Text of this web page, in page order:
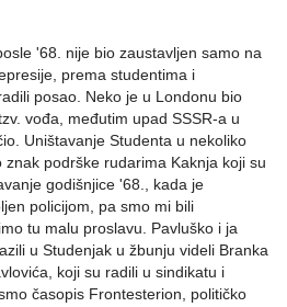
'68. nije bio zaustavljen samo na
prema studentima i
posao. Neko je u Londonu bio
vođa, međutim upad SSSR-a u
Uništavanje Studenta u nekoliko
podrške rudarima Kaknja koji su
godišnjice '68., kada je
policijom, pa smo mi bili
tu malu proslavu. Pavluško i ja
u Studenjak u žbunju videli Branka
koji su radili u sindikatu i
časopis Frontesterion, političko